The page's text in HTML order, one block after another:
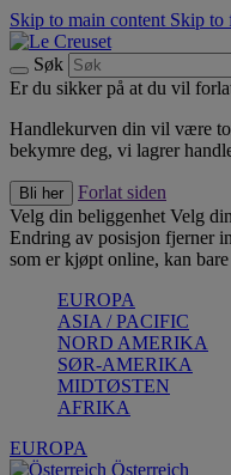
Skip to main content Skip to
Søk
Er du sikker på at du vil
Handlekurven din vil være
bekymre deg, vi lagrer
Bli her
Forlat siden
Velg din beliggenhet Velg
Endring av posisjon fjerner
som er kjøpt online, kan
EUROPA
ASIA / PACIFIC
NORD AMERIKA
SØR-AMERIKA
MIDTØSTEN
AFRIKA
EUROPA
Österreich